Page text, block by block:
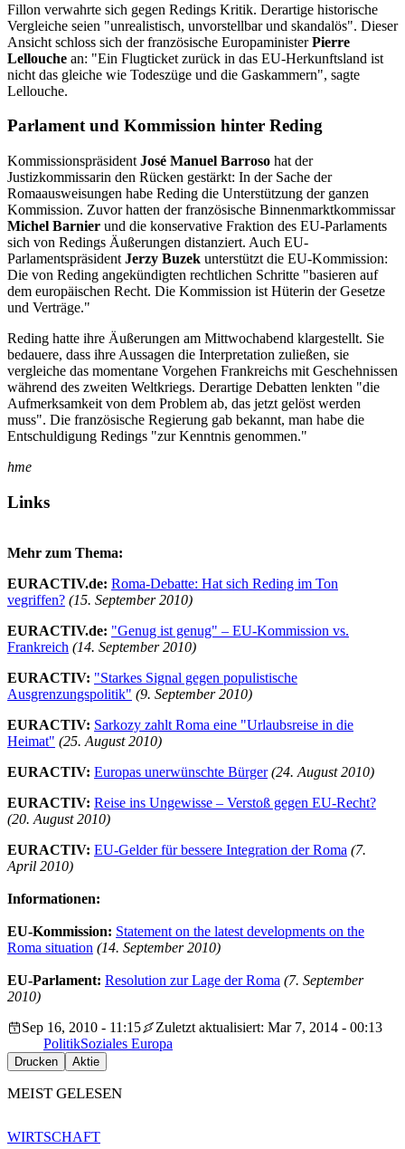
Fillon verwahrte sich gegen Redings Kritik. Derartige historische
Vergleiche seien "unrealistisch, unvorstellbar und skandalös". Dieser
Ansicht schloss sich der französische EuropaministerPierre
Lellouche an: "Ein Flugticket zurück in das EU-Herkunftsland ist
nicht das gleiche wie Todeszüge und die Gaskammern", sagte
Lellouche.
Parlament und Kommission hinter Reding
Kommissionspräsident José Manuel Barroso hat der
Justizkommissarin den Rücken gestärkt: In der Sache der
Romaausweisungen habe Reding die Unterstützung der ganzen
Kommission. Zuvor hatten der französische Binnenmarktkommissar
Michel Barnier und die konservative Fraktion des EU-Parlaments
sich von Redings Äußerungen distanziert. Auch EU-
Parlamentspräsident Jerzy Buzek unterstützt die EU-Kommission:
Die von Reding angekündigten rechtlichen Schritte "basieren auf
dem europäischen Recht. Die Kommission ist Hüterin der Gesetze
und Verträge."
Reding hatte ihre Äußerungen am Mittwochabend klargestellt. Sie
bedauere, dass ihre Aussagen die Interpretation zuließen, sie
vergleiche das momentane Vorgehen Frankreichs mit Geschehnissen
während des zweiten Weltkriegs. Derartige Debatten lenkten "die
Aufmerksamkeit von dem Problem ab, das jetzt gelöst werden
muss". Die französische Regierung gab bekannt, man habe die
Entschuldigung Redings "zur Kenntnis genommen."
hme
Links
Mehr zum Thema:
EURACTIV.de: Roma-Debatte: Hat sich Reding im Ton
vegriffen? (15. September 2010)
EURACTIV.de: "Genug ist genug" – EU-Kommission vs.
Frankreich (14. September 2010)
EURACTIV: "Starkes Signal gegen populistische
Ausgrenzungspolitik" (9. September 2010)
EURACTIV: Sarkozy zahlt Roma eine "Urlaubsreise in die
Heimat" (25. August 2010)
EURACTIV: Europas unerwünschte Bürger (24. August 2010)
EURACTIV: Reise ins Ungewisse – Verstoß gegen EU-Recht?
(20. August 2010)
EURACTIV: EU-Gelder für bessere Integration der Roma (7.
April 2010)
Informationen:
EU-Kommission: Statement on the latest developments on the
Roma situation (14. September 2010)
EU-Parlament: Resolution zur Lage der Roma (7. September
2010)
Sep 16, 2010 - 11:15
Zuletzt aktualisiert: Mar 7, 2014 - 00:13
PolitikSoziales Europa
Drucken Aktie
MEIST GELESEN
WIRTSCHAFT